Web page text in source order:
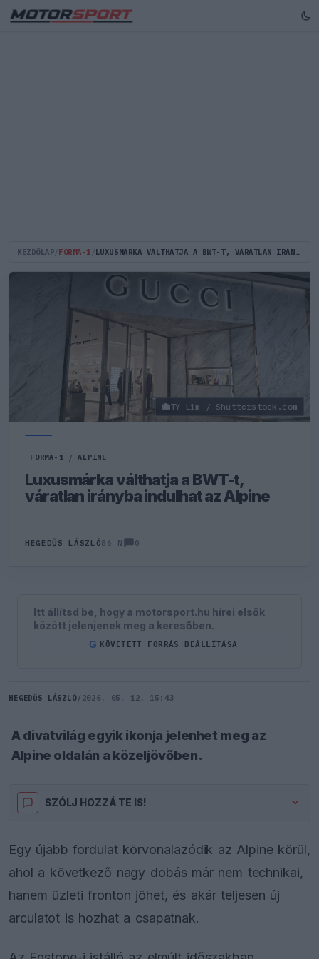
KEZDŐLAP FORMA-1 LUXUSMÁRKA VÁLTHATJA A BWT-T, VÁRATLAN IRÁNYBA INDULHAT AZ ALPINE
TY Lim / Shutterstock.com
FORMA-1 / ALPINE
Luxusmárka válthatja a BWT-t,
váratlan irányba indulhat az Alpine
HEGEDŰS LÁSZLÓ86 N 0
Itt állítsd be, hogy a motorsport.hu hírei elsők
között jelenjenek meg a keresőben.
G KÖVETETT FORRÁS BEÁLLÍTÁSA
HEGEDŰS LÁSZLÓ/ 2026. 05. 12. 15:43
A divatvilág egyik ikonja jelenhet meg az
Alpine oldalán a közeljövőben.
SZÓLJ HOZZÁ TE IS!
Egy újabb fordulat körvonalazódik az Alpine körül,
ahol a következő nagy dobás már nem technikai,
hanem üzleti fronton jöhet, és akár teljesen új
arculatot is hozhat a csapatnak.